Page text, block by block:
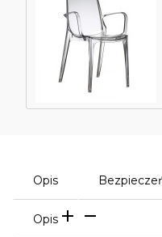
Opis
Opis